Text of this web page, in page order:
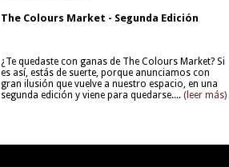
The Colours Market - Segunda Edición
¿Te quedaste con ganas de The Colours Market? Si
es así, estás de suerte, porque anunciamos con
gran ilusión que vuelve a nuestro espacio, en una
segunda edición y viene para quedarse.... (leer más)